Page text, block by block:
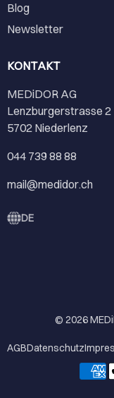
Blog
Newsletter
KONTAKT
MEDiDOR AG
Lenzburgerstrasse 2
5702 Niederlenz
044 739 88 88
mail@medidor.ch
DE
© 2026
AGBDatenschutz